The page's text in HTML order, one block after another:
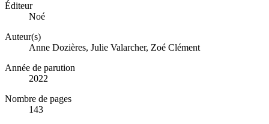
Éditeur
Noé
Auteur(s)
Anne Dozières, Julie Valarcher, Zoé Clément
Année de parution
2022
Nombre de pages
143